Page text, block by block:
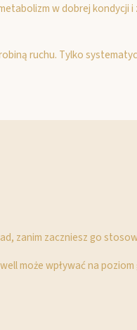
w dobrej kondycji i
ruchu. Tylko
zanim zaczniesz go
może wpływać na